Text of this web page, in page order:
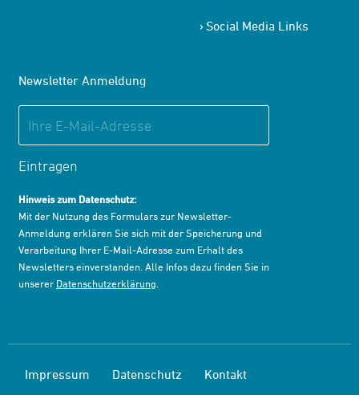
Social Media Links
Newsletter Anmeldung
Eintragen
Hinweis zum Datenschutz:
Mit der Nutzung des Formulars zur Newsletter-
Anmeldung erklären Sie sich mit der Speicherung und
Verarbeitung Ihrer E-Mail-Adresse zum Erhalt des
Newsletters einverstanden. Alle Infos dazu finden Sie in
unserer Datenschutzerklärung
Impressum Datenschutz Kontakt